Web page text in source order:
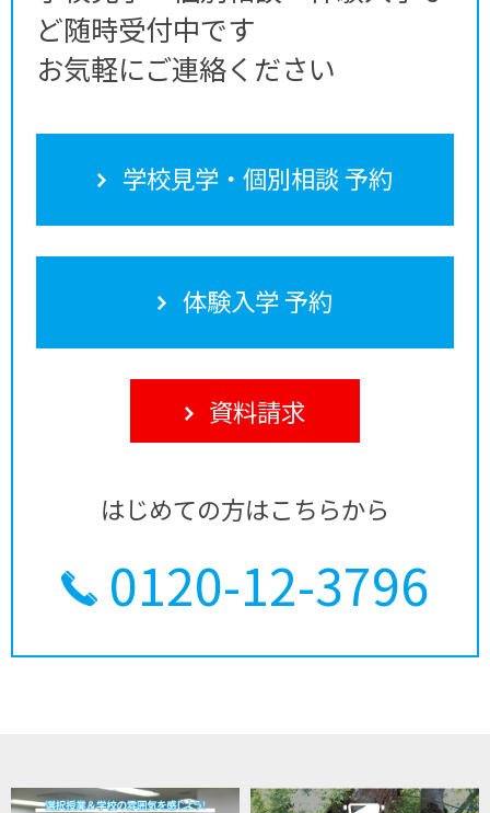
ど随時受付中です
お気軽にご連絡ください
学校見学・個別相談 予約
体験入学 予約
資料請求
はじめての方はこちらから
0120-12-3796